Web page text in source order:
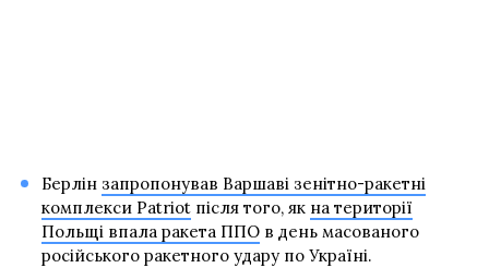
Берлін запропонував Варшаві зенітно-ракетні
комплекси Patriotпісля того, як на території
Польщі впала ракета ППОв день масованого
російського ракетного удару по Україні.